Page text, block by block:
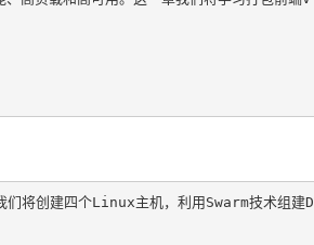
们将创建四个Linux主机，利用Swarm技术组建D